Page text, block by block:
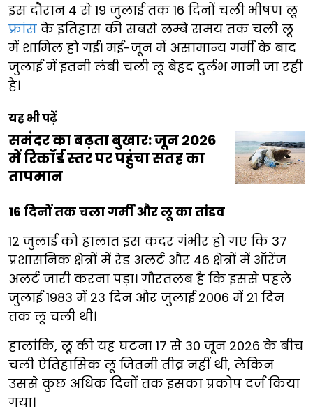
इस दौरान 4 से 19 जुलाई तक 16 दिनों चली भीषण लू
फ्रांस के इतिहास की सबसे लम्बे समय तक चली लू
में शामिल हो गई। मई-जून में असामान्य गर्मी के बाद
जुलाई में इतनी लंबी चली लू बेहद दुर्लभ मानी जा रही
है।
यह भी पढ़ें
समंदर का बढ़ता बुखार: जून 2026
में रिकॉर्ड स्तर पर पहुंचा सतह का
तापमान
16 दिनों तक चला गर्मी और लू का तांडव
12 जुलाई को हालात इस कदर गंभीर हो गए कि 37
प्रशासनिक क्षेत्रों में रेड अलर्ट और 46 क्षेत्रों में ऑरेंज
अलर्ट जारी करना पड़ा। गौरतलब है कि इससे पहले
जुलाई 1983 में 23 दिन और जुलाई 2006 में 21 दिन
तक लू चली थी।
हालांकि, लू की यह घटना 17 से 30 जून 2026 के बीच
चली ऐतिहासिक लू जितनी तीव्र नहीं थी, लेकिन
उससे कुछ अधिक दिनों तक इसका प्रकोप दर्ज किया
गया।